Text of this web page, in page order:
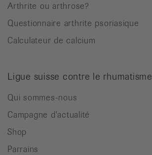
Arthrite ou arthrose?
Questionnaire arthrite psoriasique
Calculateur de calcium
Ligue suisse contre le rhumatisme
Qui sommes-nous
Campagne d'actualité
Shop
Parrains